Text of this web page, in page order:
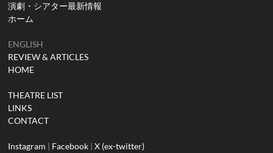
演劇・シアター最新情報
ホーム
ENGLISH
REVIEW & ARTICLES
HOME
THEATRE LIST
LINKS
CONTACT
Instagram | Facebook |X (ex-twitter)